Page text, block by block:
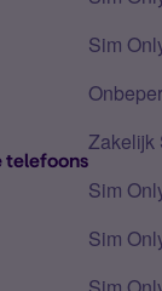
telefoons
Sim
Zakelijk
Sim
Sim